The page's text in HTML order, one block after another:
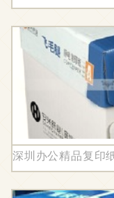
深圳办公精品复印